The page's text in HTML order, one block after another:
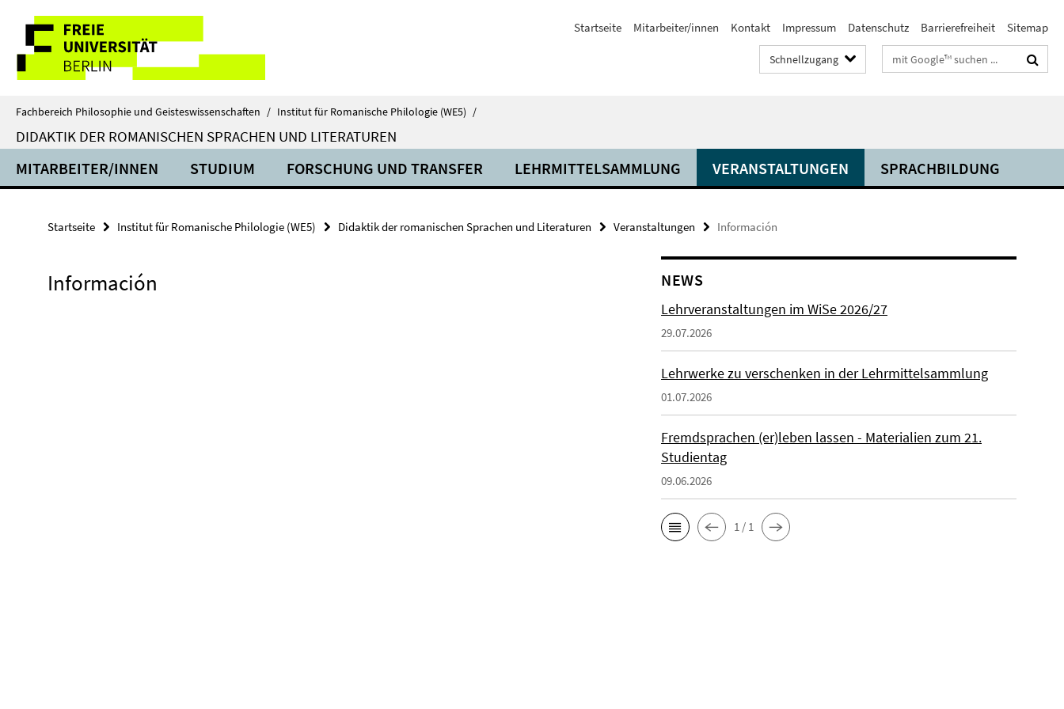
direkt
Inhalt
Service-
Navigation
Startseite Mitarbeiter/innen Kontakt Impressum Datenschutz Barrierefreiheit Sitemap
Schnellzugang Suchbegriffe
Fachbereich Philosophie und Geisteswissenschaften / Institut für Romanische Philologie (WE5) /
DIDAKTIK DER ROMANISCHEN SPRACHEN UND LITERATUREN
MITARBEITER/INNEN STUDIUM FORSCHUNG UND TRANSFER LEHRMITTELSAMMLUNG VERANSTALTUNGEN SPRACHBILDUNG
Startseite Institut für Romanische Philologie (WE5) Didaktik der romanischen Sprachen und Literaturen Veranstaltungen Información
Información NEWS
Lehrveranstaltungen im WiSe 2026/27
29.07.2026
Lehrwerke zu verschenken in der Lehrmittelsammlung
01.07.2026
Fremdsprachen (er)leben lassen - Materialien zum 21.
Studientag
09.06.2026
1 / 1